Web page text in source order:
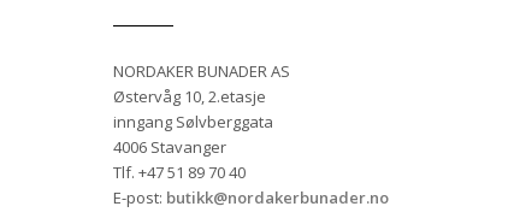
NORDAKER BUNADER AS
Østervåg 10, 2.etasje
inngang Sølvberggata
4006 Stavanger
Tlf. +47 51 89 70 40
E-post: butikk@nordakerbunader.no